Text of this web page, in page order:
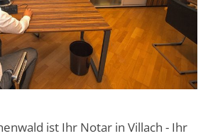
ist Ihr Notar in Villach - Ihr